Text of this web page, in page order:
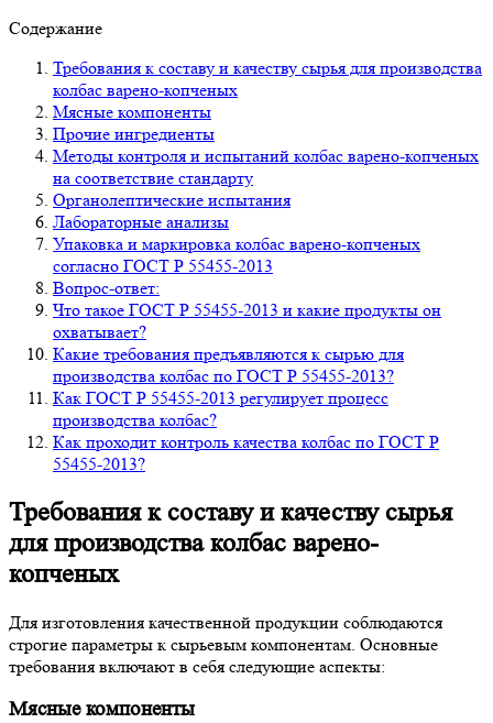
Содержание
Требования к составу и качеству сырья для производства
колбас варено-копченых
Мясные компоненты
Прочие ингредиенты
Методы контроля и испытаний колбас варено-копченых
на соответствие стандарту
Органолептические испытания
Лабораторные анализы
Упаковка и маркировка колбас варено-копченых
согласно ГОСТ Р 55455-2013
Вопрос-ответ:
Что такое ГОСТ Р 55455-2013 и какие продукты он
охватывает?
Какие требования предъявляются к сырью для
производства колбас по ГОСТ Р 55455-2013?
Как ГОСТ Р 55455-2013 регулирует процесс
производства колбас?
Как проходит контроль качества колбас по ГОСТ Р
55455-2013?
Требования к составу и качеству сырья
для производства колбас варено-
копченых
Для изготовления качественной продукции соблюдаются
строгие параметры к сырьевым компонентам. Основные
требования включают в себя следующие аспекты:
Мясные компоненты